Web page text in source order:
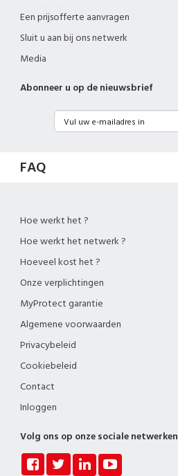
Een prijsofferte aanvragen
Sluit u aan bij ons netwerk
Media
Abonneer u op de nieuwsbrief
FAQ
Hoe werkt het ?
Hoe werkt het netwerk ?
Hoeveel kost het ?
Onze verplichtingen
MyProtect garantie
Algemene voorwaarden
Privacybeleid
Cookiebeleid
Contact
Inloggen
Volg ons op onze sociale netwerken